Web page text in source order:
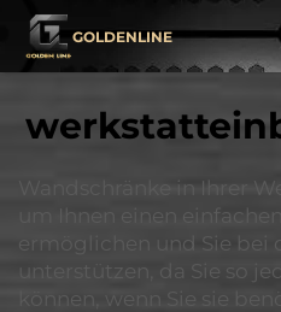
GOLDENLINE
Wandschränke in Ihrer
um Ihnen einen
ermöglichen und Sie bei
unterstützen, da Sie so
können, wenn Sie sie